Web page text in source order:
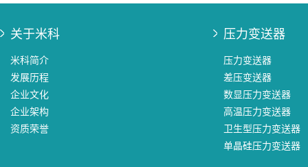
关于米科
米科简介
发展历程
企业文化
企业架构
资质荣誉
压力变送器
压力变送器
差压变送器
数显压力变送器
高温压力变送器
卫生型压力变送器
单晶硅压力变送器